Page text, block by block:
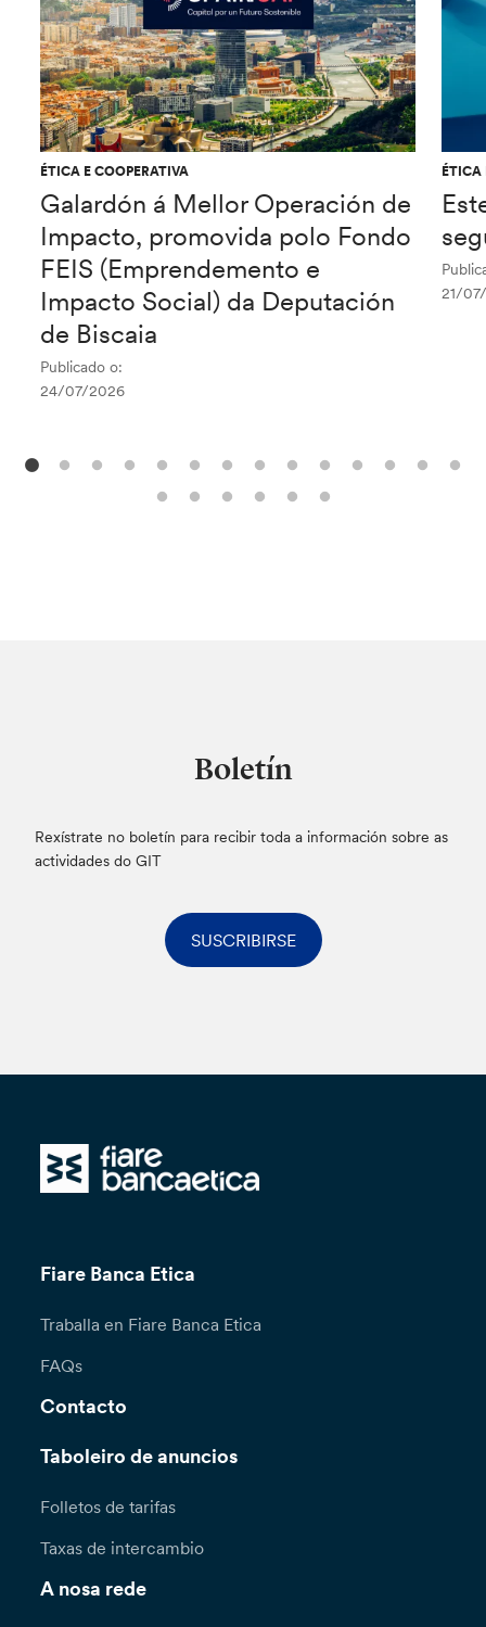
ÉTICA E COOPERATIVA
Galardón á Mellor Operación de
Impacto, promovida polo Fondo
FEIS (Emprendemento e
Impacto Social) da Deputación
de Biscaia
Publicado o:
24/07/2026
ÉTICA
21/
Boletín
Rexístrate no boletín para recibir toda a información sobre as
actividades do GIT
SUSCRIBIRSE
Fiare Banca Etica
Traballa en Fiare Banca Etica
FAQs
Contacto
Taboleiro de anuncios
Folletos de tarifas
Taxas de intercambio
A nosa rede